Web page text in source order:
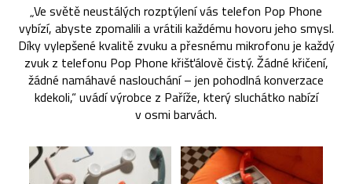
„Ve světě neustálých rozptýlení vás telefon Pop Phone
vybízí, abyste zpomalili a vrátili každému hovoru jeho smysl.
Díky vylepšené kvalitě zvuku a přesnému mikrofonu je každý
zvuk z telefonu Pop Phone křišťálově čistý. Žádné křičení,
žádné namáhavé naslouchání – jen pohodlná konverzace
kdekoli,“ uvádí výrobce z Paříže, který sluchátko nabízí
v osmi barvách.